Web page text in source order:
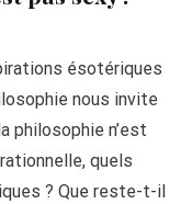
ésotériques
nous invite
philosophie n’est
quels
? Que reste-t-il